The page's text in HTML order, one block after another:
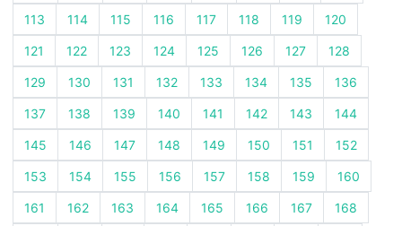
113 114 115 116 117 118 119 120
121 122 123 124 125 126 127 128
129 130 131 132 133 134 135 136
137 138 139 140 141 142 143 144
145 146 147 148 149 150 151 152
153 154 155 156 157 158 159 160
161 162 163 164 165 166 167 168